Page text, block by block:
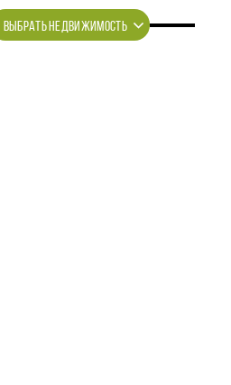
ВЫБРАТЬ НЕДВИЖИМОСТЬ